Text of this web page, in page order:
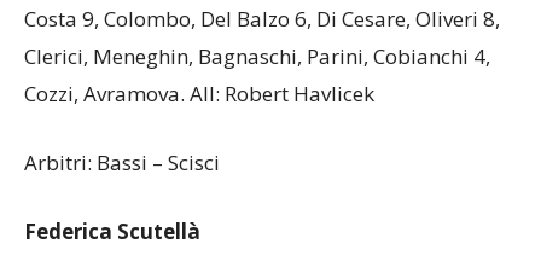
Costa 9, Colombo, Del Balzo 6, Di Cesare, Oliveri 8,
Clerici, Meneghin, Bagnaschi, Parini, Cobianchi 4,
Cozzi, Avramova. All: Robert Havlicek
Arbitri: Bassi – Scisci
Federica Scutellà